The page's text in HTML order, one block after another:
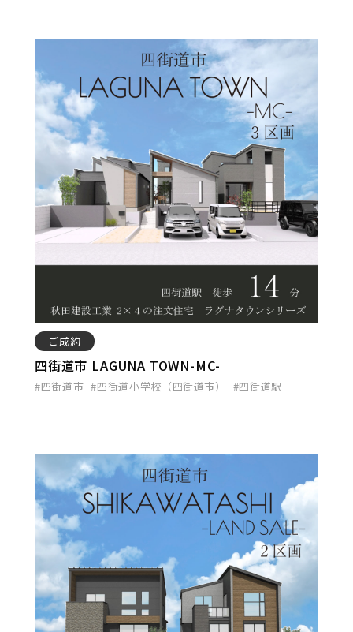
ご成約
四街道市 LAGUNA TOWN-MC-
#四街道市 #四街道小学校（四街道市） #四街道駅